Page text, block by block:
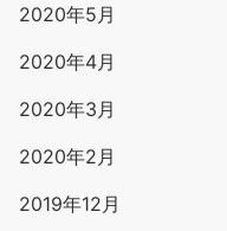
2020年5月
2020年4月
2020年3月
2020年2月
2019年12月